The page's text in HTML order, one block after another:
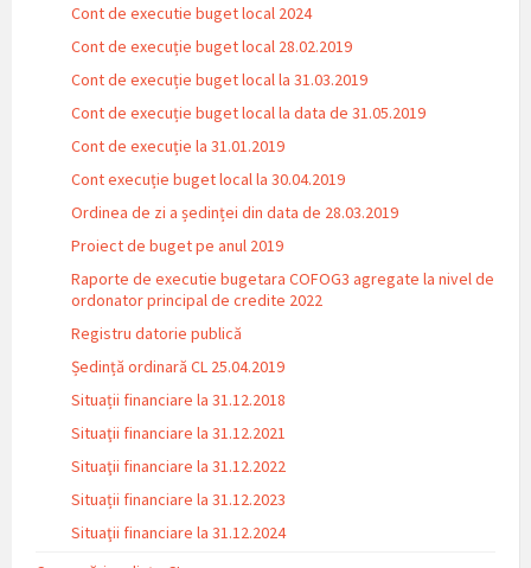
Cont de executie buget local 2024
Cont de execuție buget local 28.02.2019
Cont de execuție buget local la 31.03.2019
Cont de execuție buget local la data de 31.05.2019
Cont de execuție la 31.01.2019
Cont execuție buget local la 30.04.2019
Ordinea de zi a ședinței din data de 28.03.2019
Proiect de buget pe anul 2019
Raporte de executie bugetara COFOG3 agregate la nivel de
ordonator principal de credite 2022
Registru datorie publică
Ședință ordinară CL 25.04.2019
Situații financiare la 31.12.2018
Situaţii financiare la 31.12.2021
Situaţii financiare la 31.12.2022
Situații financiare la 31.12.2023
Situaţii financiare la 31.12.2024